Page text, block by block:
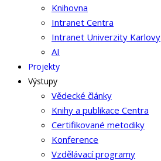
Knihovna
Intranet Centra
Intranet Univerzity Karlovy
AI
Projekty
Výstupy
Vědecké články
Knihy a publikace Centra
Certifikované metodiky
Konference
Vzdělávací programy